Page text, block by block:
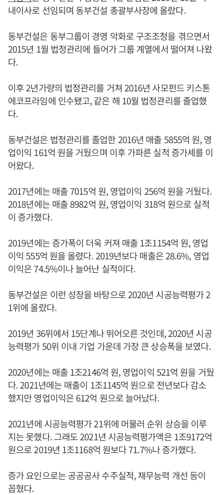
내이사로 선임되며 동부건설 총괄부사장에 올랐다.
동부건설은 동부그룹이 경영 악화로 구조조정을 겪으면서
2015년 1월 법정관리에 들어가 그룹 계열에서 떨어져 나왔
다.
이후 2년가량의 법정관리를 거쳐 2016년 사모펀드 키스톤
에코프라임에 인수됐고, 같은 해 10월 법정관리를 졸업했
다.
동부건설은 법정관리를 졸업한 2016년 매출 5855억 원, 영
업이익 161억 원을 거뒀으며 이후 가파른 실적 증가세를 이
어왔다.
2017년에는 매출 7015억 원, 영업이익 256억 원을 거뒀다.
2018년에는 매출 8982억 원, 영업이익 318억 원으로 실적
이 증가했다.
2019년에는 증가폭이 더욱 커져 매출 1조1154억 원, 영업
이익 555억 원을 올렸다. 2019년보다 매출은 28.6%, 영업
이익은 74.5%이나 늘어난 실적이다.
동부건설은 이런 성장을 바탕으로 2020년 시공능력평가 2
1위에 올랐다.
2019년 36위에서 15단계나 뛰어오른 것인데, 2020년 시공
능력평가 50위 이내 기업 가운데 가장 큰 상승폭을 보였다.
2020년에는 매출 1조2146억 원, 영업이익 521억 원을 거뒀
다. 2021년에는 매출이 1조1145억 원으로 전년보다 감소
했지만 영업이익은 612억 원으로 늘어났다.
2021년에 시공능력평가 21위에 머물러 순위 상승을 이루
지는 못했다. 그래도 2021년 시공능력평가액은 1조9172억
원으로 2019년 1조1168억 원보다 71.7%나 증가했다.
증가 요인으로는 공공공사 수주실적, 재무능력 개선 등이
꼽혔다.